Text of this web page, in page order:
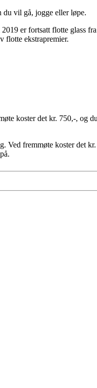
du vil gå, jogge eller løpe.
er fortsatt flotte glass
flotte ekstrapremier.
koster det kr. 750,-, og
Ved fremmøte koster det